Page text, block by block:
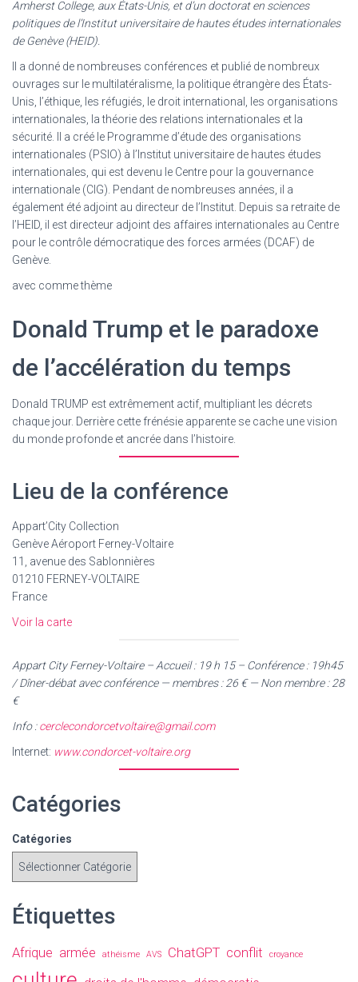
Amherst College, aux États-Unis, et d’un doctorat en sciences
politiques de l’Institut universitaire de hautes études internationales
de Genève (HEID).
Il a donné de nombreuses conférences et publié de nombreux
ouvrages sur le multilatéralisme, la politique étrangère des États-
Unis, l’éthique, les réfugiés, le droit international, les organisations
internationales, la théorie des relations internationales et la
sécurité. Il a créé le Programme d’étude des organisations
internationales (PSIO) à l’Institut universitaire de hautes études
internationales, qui est devenu le Centre pour la gouvernance
internationale (CIG). Pendant de nombreuses années, il a
également été adjoint au directeur de l’Institut. Depuis sa retraite de
l’HEID, il est directeur adjoint des affaires internationales au Centre
pour le contrôle démocratique des forces armées (DCAF) de
Genève.
avec comme thème
Donald Trump et le paradoxe
de l’accélération du temps
Donald TRUMP est extrêmement actif, multipliant les décrets
chaque jour. Derrière cette frénésie apparente se cache une vision
du monde profonde et ancrée dans l’histoire.
Lieu de la conférence
Appart’City Collection
Genève Aéroport Ferney-Voltaire
11, avenue des Sablonnières
01210 FERNEY-VOLTAIRE
France
Voir la carte
Appart City Ferney-Voltaire – Accueil : 19 h 15 – Conférence : 19h45
/ Dîner-débat avec conférence — membres : 26 € — Non membre : 28
€
Info :cerclecondorcetvoltaire@gmail.com
Internet: www.condorcet-voltaire.org
Catégories
Catégories
Étiquettes
Afrique armée athéisme AVS ChatGPT conflit croyance